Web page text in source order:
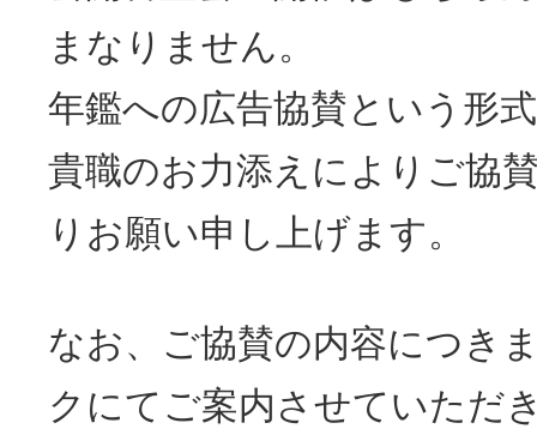
まなりません。
年鑑への広告協賛という形
貴職のお力添えによりご協
りお願い申し上げます。
なお、ご協賛の内容につき
クにてご案内させていただ